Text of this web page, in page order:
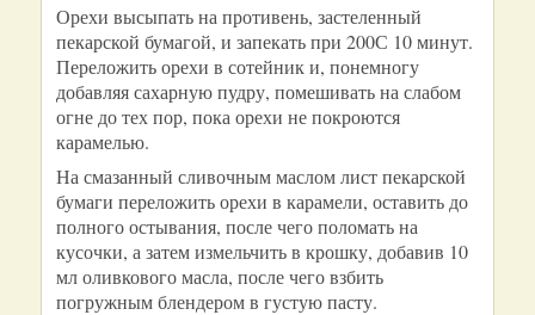
Орехи высыпать на противень, застеленный
пекарской бумагой, и запекать при 200С 10 минут.
Переложить орехи в сотейник и, понемногу
добавляя сахарную пудру, помешивать на слабом
огне до тех пор, пока орехи не покроются
карамелью.
На смазанный сливочным маслом лист пекарской
бумаги переложить орехи в карамели, оставить до
полного остывания, после чего поломать на
кусочки, а затем измельчить в крошку, добавив 10
мл оливкового масла, после чего взбить
погружным блендером в густую пасту.